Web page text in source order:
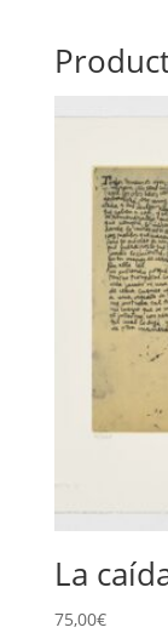
La
75,00€